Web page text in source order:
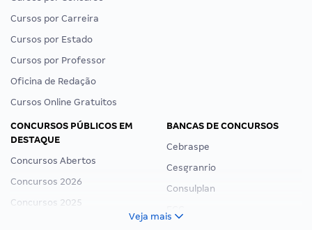
Cursos por Carreira
Cursos por Estado
Cursos por Professor
Oficina de Redação
Cursos Online Gratuitos
CONCURSOS PÚBLICOS EM
DESTAQUE
Concursos Abertos
Concursos 2026
Concursos 2025
BANCAS DE CONCURSOS
Cebraspe
Cesgranrio
Consulplan
Veja mais